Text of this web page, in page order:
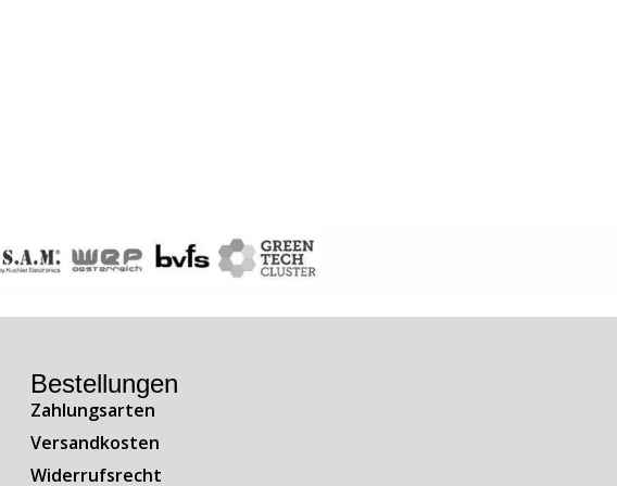
Bestellungen
Zahlungsarten
Versandkosten
Widerrufsrecht